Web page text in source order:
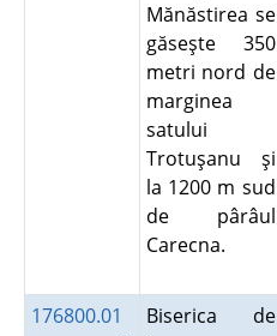
Mănăstirea se
găseşte 350
metri nord de
marginea
satului
Trotuşanu şi
la 1200 m sud
de pârâul
Carecna.
176800.01
Biserica de